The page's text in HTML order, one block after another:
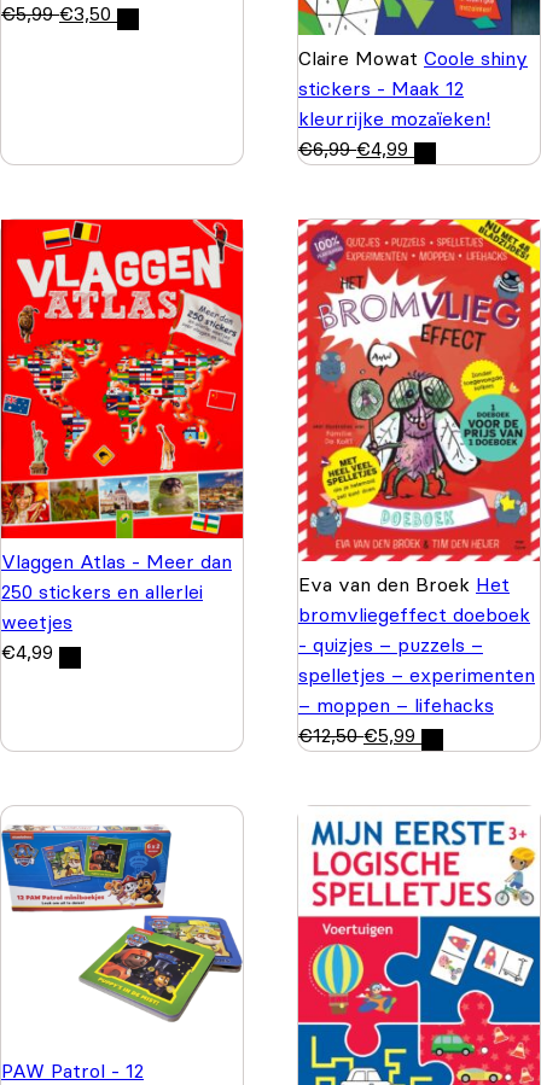
€5,99 €3,50
Claire Mowat Coole shiny
stickers - Maak 12
kleurrijke mozaïeken!
€6,99 €4,99
Vlaggen Atlas - Meer dan
250 stickers en allerlei
weetjes
€4,99
Eva van den Broek Het
bromvliegeffect doeboek
- quizjes – puzzels –
spelletjes – experimenten
– moppen – lifehacks
€12,50 €5,99
PAW Patrol - 12